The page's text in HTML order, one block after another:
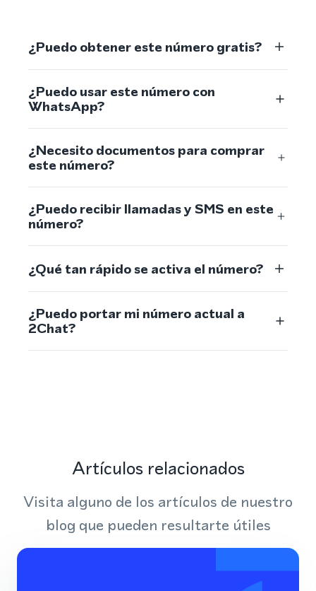
¿Puedo obtener este número gratis?
¿Puedo usar este número con
WhatsApp?
¿Necesito documentos para comprar
este número?
¿Puedo recibir llamadas y SMS en este
número?
¿Qué tan rápido se activa el número?
¿Puedo portar mi número actual a
2Chat?
Artículos relacionados
Visita alguno de los artículos de nuestro
blog que pueden resultarte útiles